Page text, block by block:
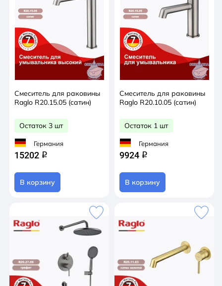
Смеситель для раковины
Raglo R20.15.05 (сатин)
Остаток 3 шт
Германия
15202 q
В корзину
Смеситель для раковины
Raglo R20.10.05 (сатин)
Остаток 1 шт
Германия
9924 q
В корзину